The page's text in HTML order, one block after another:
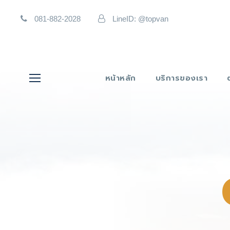
081-882-2028 LineID: @topvan
หน้าหลัก บริการของเรา